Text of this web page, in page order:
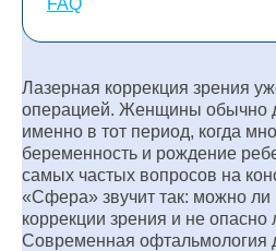
FAQ
Лазерная коррекция зрения
операцией. Женщины обычно
именно в тот период, когда
беременность и рождение
самых частых вопросов на
«Сфера» звучит так: можно ли
коррекции зрения и не опасно
Современная офтальмология